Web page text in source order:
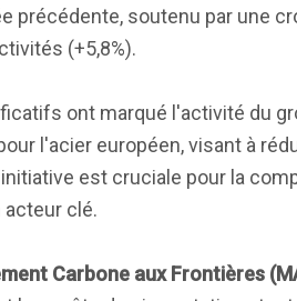
précédente, soutenu par une
(+5,8%).
ont marqué l'activité du
l'acier européen, visant à
est cruciale pour la
acteur clé.
Carbone aux Frontières